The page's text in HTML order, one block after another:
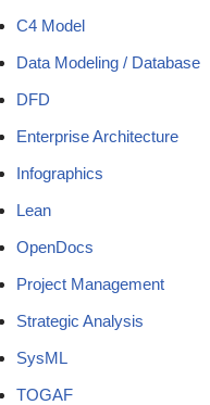
C4 Model
Data Modeling / Database
DFD
Enterprise Architecture
Infographics
Lean
OpenDocs
Project Management
Strategic Analysis
SysML
TOGAF